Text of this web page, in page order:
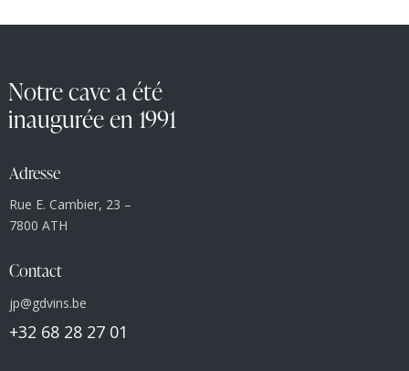
Notre cave a été
inaugurée en 1991
Adresse
Rue E. Cambier, 23 –
7800 ATH
Contact
jp@gdvins.be
+32 68 28 27 01